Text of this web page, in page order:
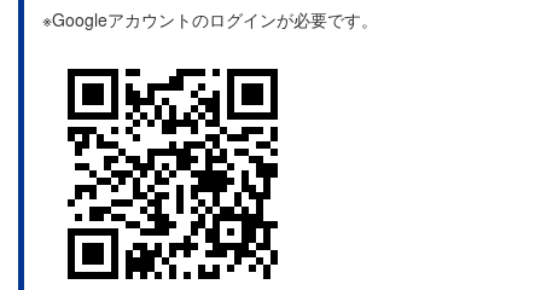
※Googleアカウントのログインが必要です。